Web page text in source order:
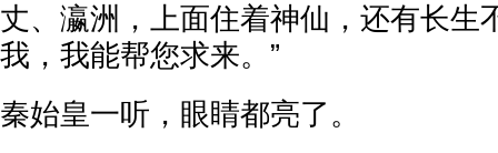
丈、瀛洲，上面住着神仙，还有长生
我，我能帮您求来。”
秦始皇一听，眼睛都亮了。